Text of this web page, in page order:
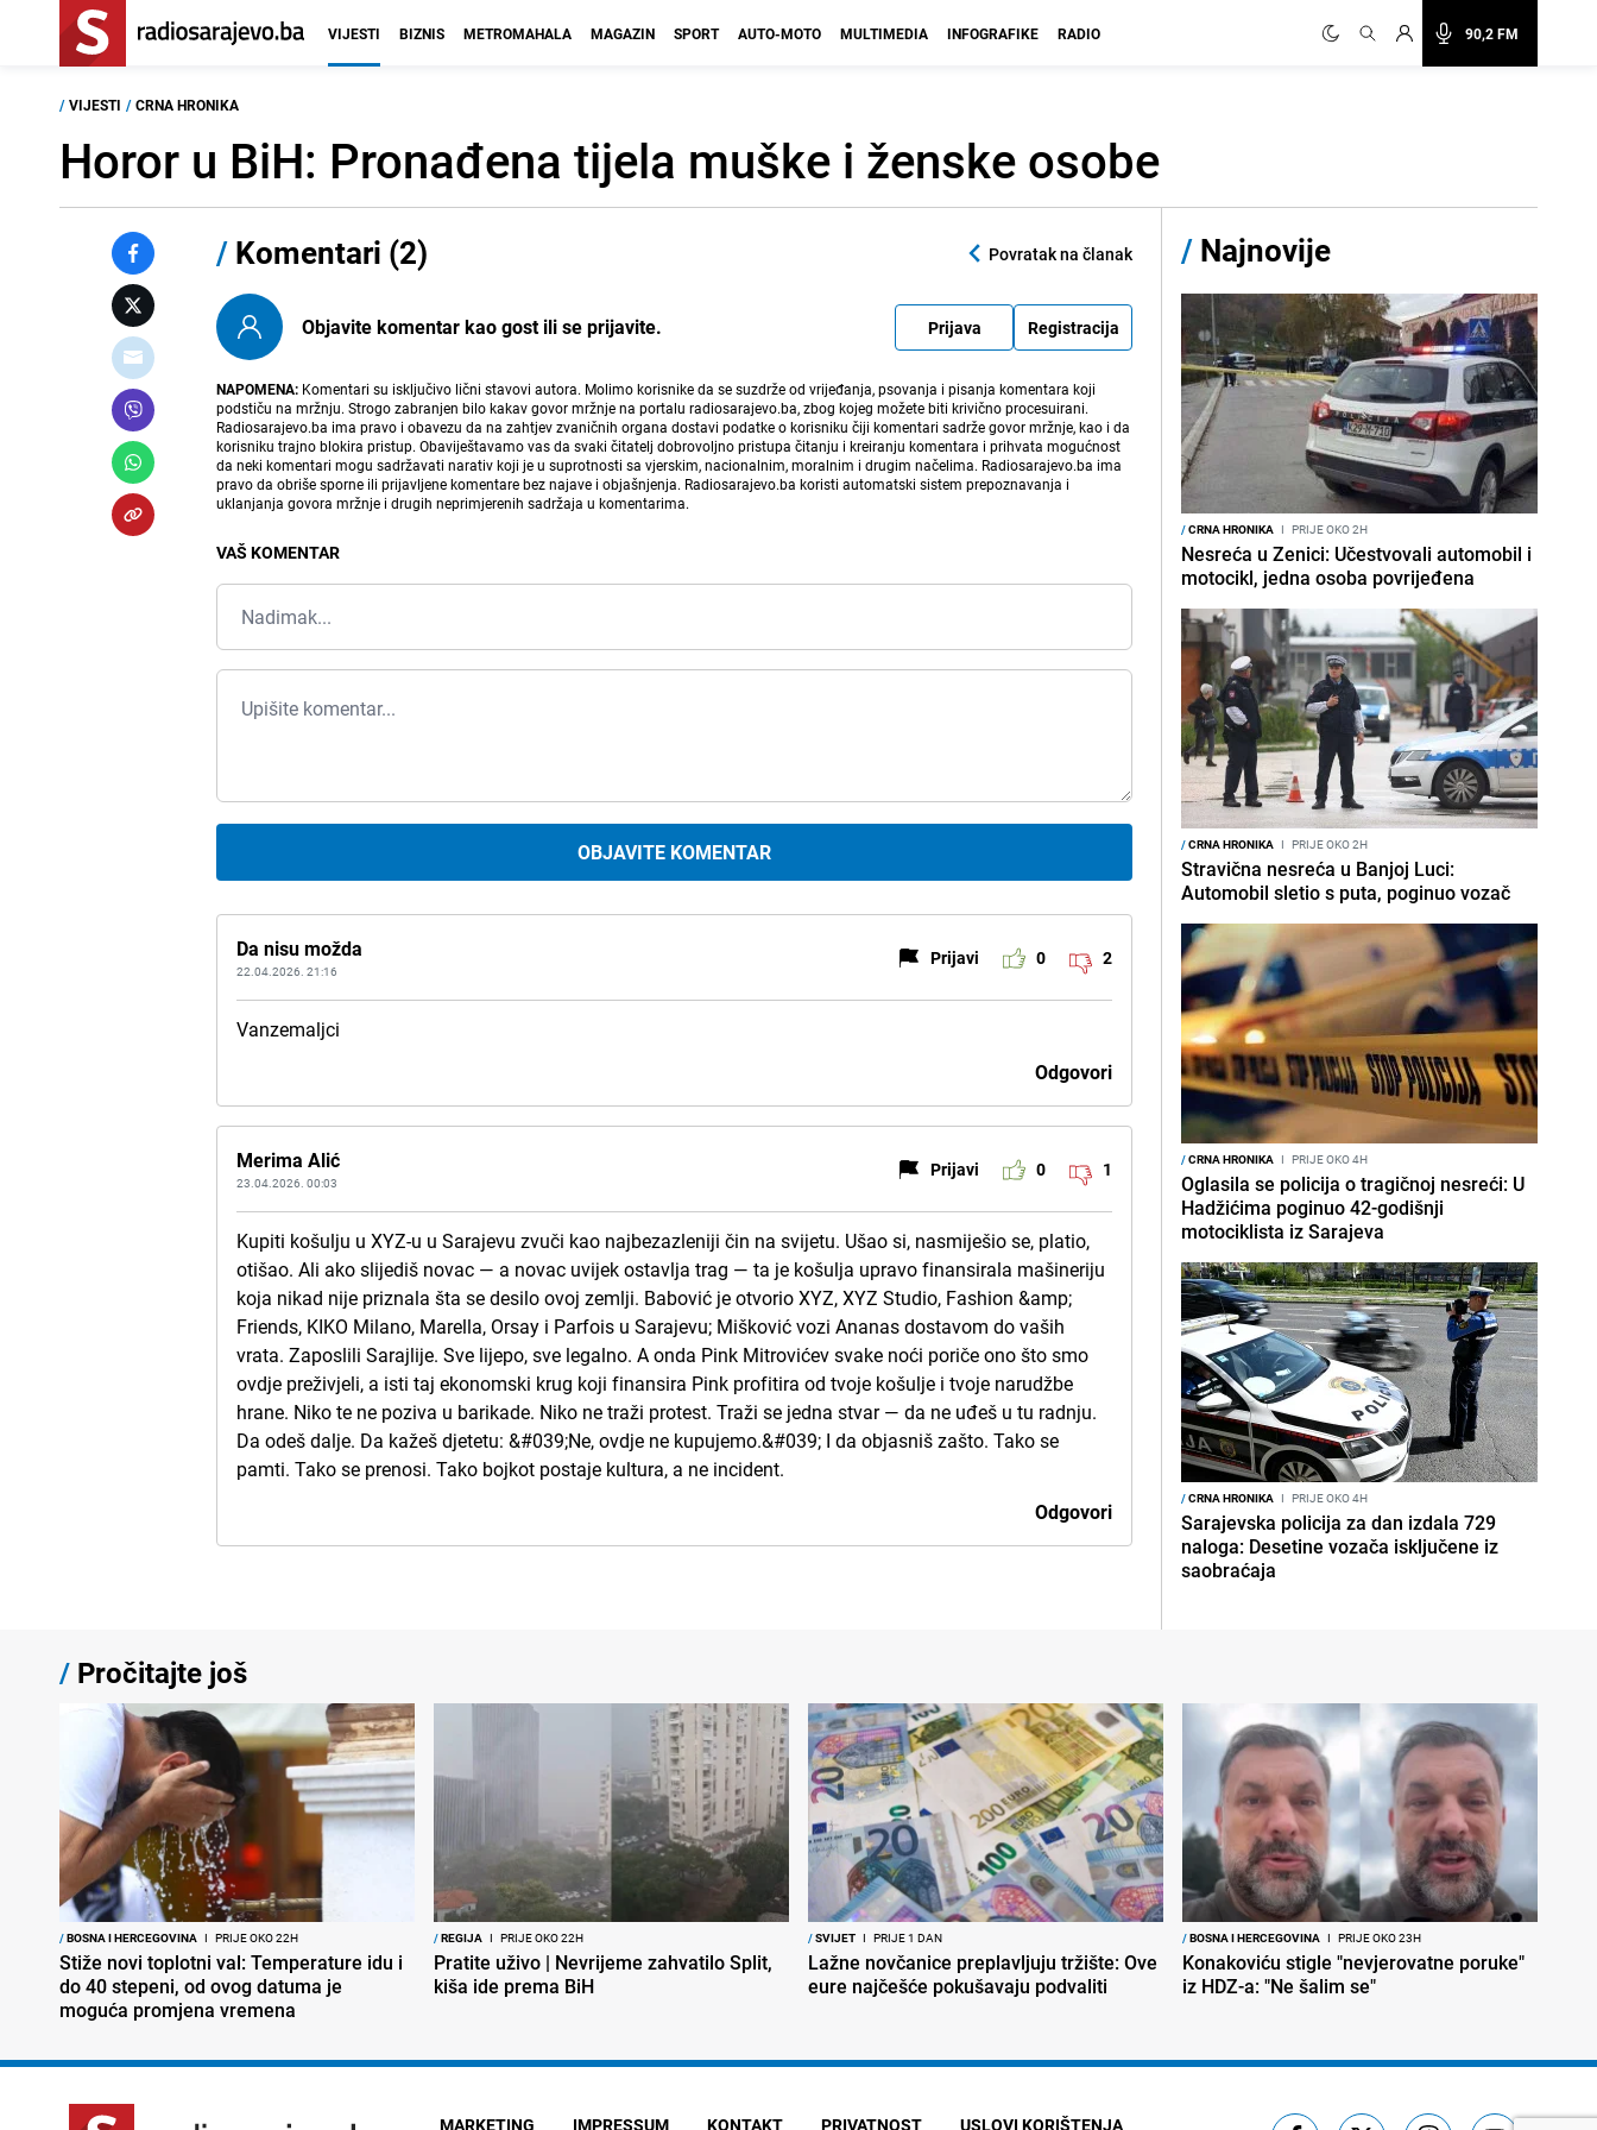
90,2 FM
VIJESTI BIZNIS METROMAHALA MAGAZIN SPORT AUTO-MOTO MULTIMEDIA INFOGRAFIKE RADIO
/ VIJESTI / CRNA HRONIKA
Horor u BiH: Pronađena tijela muške i ženske osobe
/ Komentari (2) Povratak na članak
Objavite komentar kao gost ili se prijavite. Prijava Registracija
NAPOMENA: Komentari su isključivo lični stavovi autora. Molimo korisnike da se suzdrže od vrijeđanja, psovanja i pisanja komentara koji
podstiču na mržnju. Strogo zabranjen bilo kakav govor mržnje na portalu radiosarajevo.ba, zbog kojeg možete biti krivično procesuirani.
Radiosarajevo.ba ima pravo i obavezu da na zahtjev zvaničnih organa dostavi podatke o korisniku čiji komentari sadrže govor mržnje, kao i da
korisniku trajno blokira pristup. Obaviještavamo vas da svaki čitatelj dobrovoljno pristupa čitanju i kreiranju komentara i prihvata mogućnost
da neki komentari mogu sadržavati narativ koji je u suprotnosti sa vjerskim, nacionalnim, moralnim i drugim načelima. Radiosarajevo.ba ima
pravo da obriše sporne ili prijavljene komentare bez najave i objašnjenja. Radiosarajevo.ba koristi automatski sistem prepoznavanja i
uklanjanja govora mržnje i drugih neprimjerenih sadržaja u komentarima.
VAŠ KOMENTAR
OBJAVITE KOMENTAR
Da nisu možda
22.04.2026. 21:16
Prijavi 0 2
Vanzemaljci
Odgovori
Merima Alić
23.04.2026. 00:03
Prijavi 0 1
Kupiti košulju u XYZ-u u Sarajevu zvuči kao najbezazleniji čin na svijetu. Ušao si, nasmiješio se, platio,
otišao. Ali ako slijediš novac — a novac uvijek ostavlja trag — ta je košulja upravo finansirala mašineriju
koja nikad nije priznala šta se desilo ovoj zemlji. Babović je otvorio XYZ, XYZ Studio, Fashion &amp;
Friends, KIKO Milano, Marella, Orsay i Parfois u Sarajevu; Mišković vozi Ananas dostavom do vaših
vrata. Zaposlili Sarajlije. Sve lijepo, sve legalno. A onda Pink Mitrovićev svake noći poriče ono što smo
ovdje preživjeli, a isti taj ekonomski krug koji finansira Pink profitira od tvoje košulje i tvoje narudžbe
hrane. Niko te ne poziva u barikade. Niko ne traži protest. Traži se jedna stvar — da ne uđeš u tu radnju.
Da odeš dalje. Da kažeš djetetu: &#039;Ne, ovdje ne kupujemo.&#039; I da objasniš zašto. Tako se
pamti. Tako se prenosi. Tako bojkot postaje kultura, a ne incident.
Odgovori
/ Najnovije
/CRNA HRONIKA I PRIJE OKO 2H
Nesreća u Zenici: Učestvovali automobil i
motocikl, jedna osoba povrijeđena
/CRNA HRONIKA I PRIJE OKO 2H
Stravična nesreća u Banjoj Luci:
Automobil sletio s puta, poginuo vozač
/CRNA HRONIKA I PRIJE OKO 4H
Oglasila se policija o tragičnoj nesreći: U
Hadžićima poginuo 42-godišnji
motociklista iz Sarajeva
/CRNA HRONIKA I PRIJE OKO 4H
Sarajevska policija za dan izdala 729
naloga: Desetine vozača isključene iz
saobraćaja
/ Pročitajte još
/BOSNA I HERCEGOVINA I PRIJE OKO 22H
Stiže novi toplotni val: Temperature idu i
do 40 stepeni, od ovog datuma je
moguća promjena vremena
/REGIJA I PRIJE OKO 22H
Pratite uživo | Nevrijeme zahvatilo Split,
kiša ide prema BiH
/SVIJET I PRIJE 1 DAN
Lažne novčanice preplavljuju tržište: Ove
eure najčešće pokušavaju podvaliti
/BOSNA I HERCEGOVINA I PRIJE OKO 23H
Konakoviću stigle "nevjerovatne poruke"
iz HDZ-a: "Ne šalim se"
MARKETING IMPRESSUM KONTAKT PRIVATNOST USLOVI KORIŠTENJA